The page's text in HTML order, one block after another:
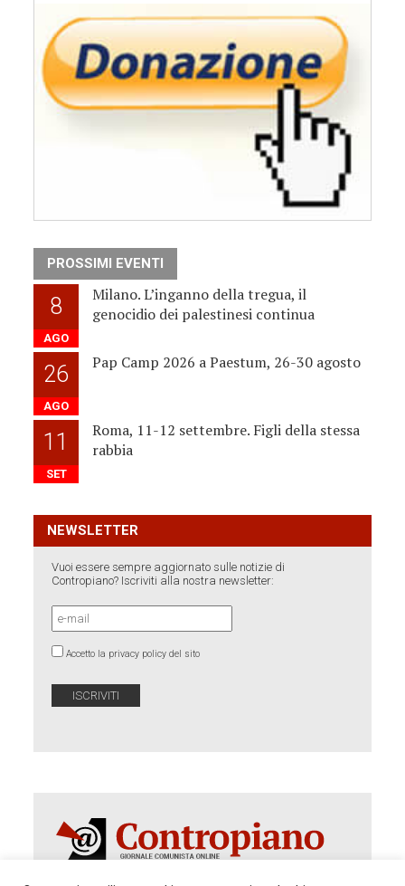
PROSSIMI EVENTI
8
AGO
Milano. L’inganno della tregua, il
genocidio dei palestinesi continua
26
AGO
Pap Camp 2026 a Paestum, 26-30 agosto
11
SET
Roma, 11-12 settembre. Figli della stessa
rabbia
NEWSLETTER
Vuoi essere sempre aggiornato sulle notizie di
Contropiano? Iscriviti alla nostra newsletter:
Accetto la privacy policy del sito